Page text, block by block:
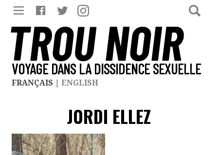
TROU NOIR
VOYAGE DANS LA DISSIDENCE SEXUELLE
FRANÇAIS | ENGLISH
JORDI ELLEZ